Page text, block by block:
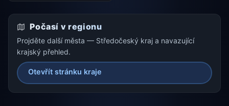
Počasí v regionu
Projděte další města — Středočeský kraj a navazující
krajský přehled.
Otevřít stránku kraje